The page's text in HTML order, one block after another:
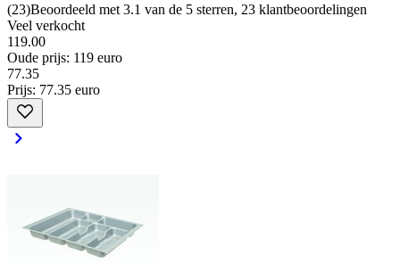
(23)Beoordeeld met 3.1 van de 5 sterren, 23 klantbeoordelingen
Veel verkocht
119.00
Oude prijs: 119 euro
77.35
Prijs: 77.35 euro